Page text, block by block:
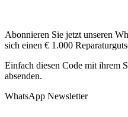
Abonnieren Sie jetzt unseren
sich einen € 1.000
Einfach diesen Code mit ihrem
absenden.
WhatsApp Newsletter